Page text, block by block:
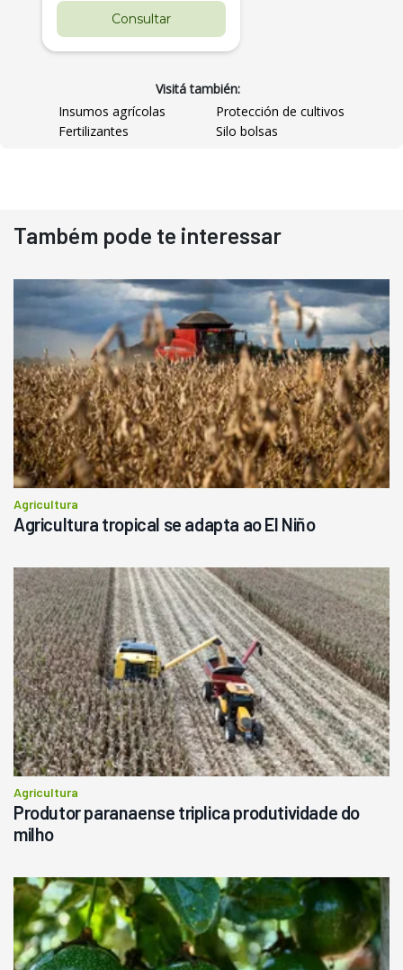
Consultar
Pá Carregadeira Cat 966
Ano 1987
R$ 145.000
Consultar
Visitá también:
Insumos agrícolas
Protección de cultivos
Fertilizantes
Silo bolsas
Também pode te interessar
Agricultura
Agricultura tropical se adapta ao El Niño
Agricultura
Produtor paranaense triplica produtividade do
milho